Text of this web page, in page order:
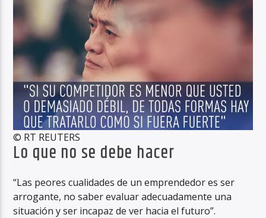
© RT REUTERS
Lo que no se debe hacer
“Las peores cualidades de un emprendedor es ser
arrogante, no saber evaluar adecuadamente una
situación y ser incapaz de ver hacia el futuro”.